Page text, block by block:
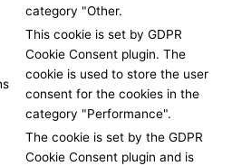
category "Other.
This cookie is set by GDPR
Cookie Consent plugin. The
cookie is used to store the user
consent for the cookies in the
category "Performance".
The cookie is set by the GDPR
Cookie Consent plugin and is